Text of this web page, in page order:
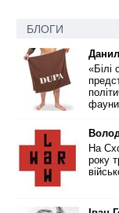
БЛОГИ
«Білі
фауни
На
року